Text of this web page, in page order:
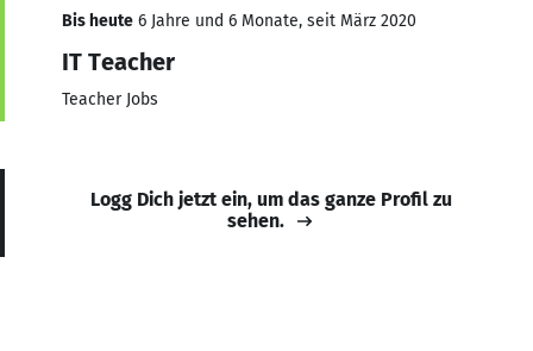
Bis heute 6 Jahre und 6 Monate, seit März 2020
IT Teacher
Teacher Jobs
Logg Dich jetzt ein, um das ganze Profil zu
sehen.